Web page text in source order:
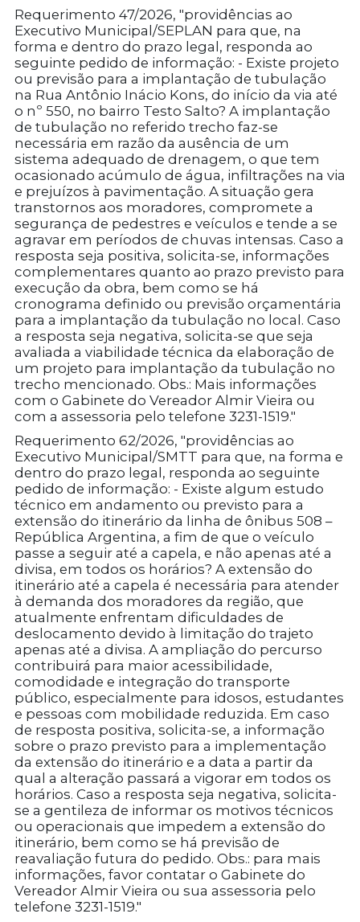
Requerimento 47/2026, "providências ao
Executivo Municipal/SEPLAN para que, na
forma e dentro do prazo legal, responda ao
seguinte pedido de informação: - Existe projeto
ou previsão para a implantação de tubulação
na Rua Antônio Inácio Kons, do início da via até
o nº 550, no bairro Testo Salto? A implantação
de tubulação no referido trecho faz-se
necessária em razão da ausência de um
sistema adequado de drenagem, o que tem
ocasionado acúmulo de água, infiltrações na via
e prejuízos à pavimentação. A situação gera
transtornos aos moradores, compromete a
segurança de pedestres e veículos e tende a se
agravar em períodos de chuvas intensas. Caso a
resposta seja positiva, solicita-se, informações
complementares quanto ao prazo previsto para
execução da obra, bem como se há
cronograma definido ou previsão orçamentária
para a implantação da tubulação no local. Caso
a resposta seja negativa, solicita-se que seja
avaliada a viabilidade técnica da elaboração de
um projeto para implantação da tubulação no
trecho mencionado. Obs.: Mais informações
com o Gabinete do Vereador Almir Vieira ou
com a assessoria pelo telefone 3231-1519."
Requerimento 62/2026, "providências ao
Executivo Municipal/SMTT para que, na forma e
dentro do prazo legal, responda ao seguinte
pedido de informação: - Existe algum estudo
técnico em andamento ou previsto para a
extensão do itinerário da linha de ônibus 508 –
República Argentina, a fim de que o veículo
passe a seguir até a capela, e não apenas até a
divisa, em todos os horários? A extensão do
itinerário até a capela é necessária para atender
à demanda dos moradores da região, que
atualmente enfrentam dificuldades de
deslocamento devido à limitação do trajeto
apenas até a divisa. A ampliação do percurso
contribuirá para maior acessibilidade,
comodidade e integração do transporte
público, especialmente para idosos, estudantes
e pessoas com mobilidade reduzida. Em caso
de resposta positiva, solicita-se, a informação
sobre o prazo previsto para a implementação
da extensão do itinerário e a data a partir da
qual a alteração passará a vigorar em todos os
horários. Caso a resposta seja negativa, solicita-
se a gentileza de informar os motivos técnicos
ou operacionais que impedem a extensão do
itinerário, bem como se há previsão de
reavaliação futura do pedido. Obs.: para mais
informações, favor contatar o Gabinete do
Vereador Almir Vieira ou sua assessoria pelo
telefone 3231-1519."